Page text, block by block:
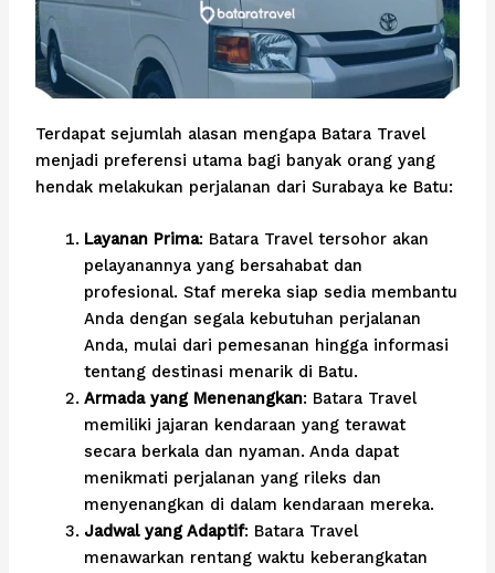
Terdapat sejumlah alasan mengapa Batara Travel
menjadi preferensi utama bagi banyak orang yang
hendak melakukan perjalanan dari Surabaya ke Batu:
Layanan Prima: Batara Travel tersohor akan
pelayanannya yang bersahabat dan
profesional. Staf mereka siap sedia membantu
Anda dengan segala kebutuhan perjalanan
Anda, mulai dari pemesanan hingga informasi
tentang destinasi menarik di Batu.
Armada yang Menenangkan: Batara Travel
memiliki jajaran kendaraan yang terawat
secara berkala dan nyaman. Anda dapat
menikmati perjalanan yang rileks dan
menyenangkan di dalam kendaraan mereka.
Jadwal yang Adaptif: Batara Travel
menawarkan rentang waktu keberangkatan